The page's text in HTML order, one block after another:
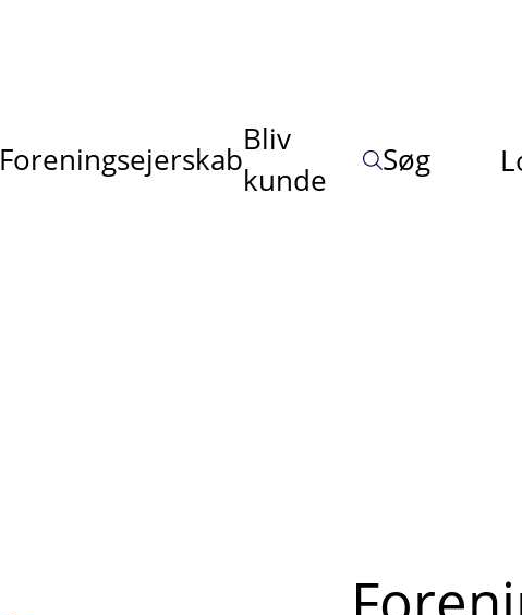
Foreningsejerskab
Bliv
kunde
Søg